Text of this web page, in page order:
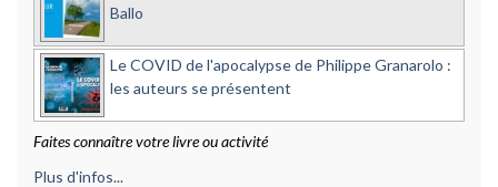
Ballo
Le COVID de l'apocalypse de Philippe Granarolo :
les auteurs se présentent
Faites connaître votre livre ou activité
Plus d'infos...